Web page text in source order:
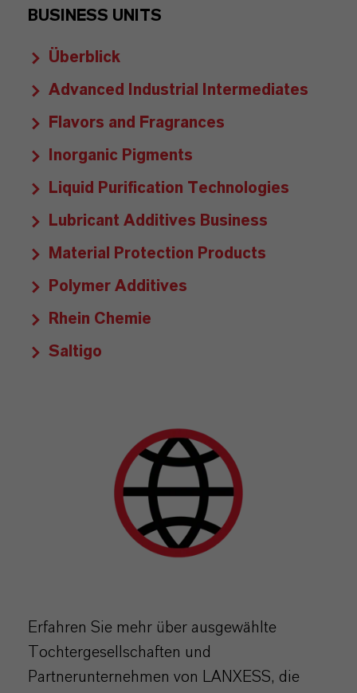
BUSINESS UNITS
Überblick
Advanced Industrial Intermediates
Flavors and Fragrances
Inorganic Pigments
Liquid Purification Technologies
Lubricant Additives Business
Material Protection Products
Polymer Additives
Rhein Chemie
Saltigo
Erfahren Sie mehr über ausgewählte
Tochtergesellschaften und
Partnerunternehmen von LANXESS, die